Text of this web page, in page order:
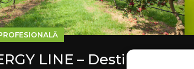
LINE – Destinată